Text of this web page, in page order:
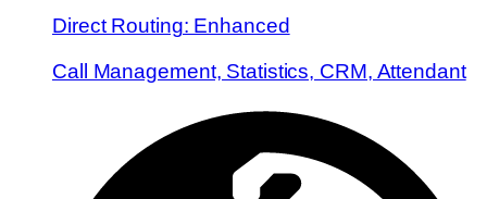
Direct Routing: Enhanced
Call Management, Statistics, CRM, Attendant